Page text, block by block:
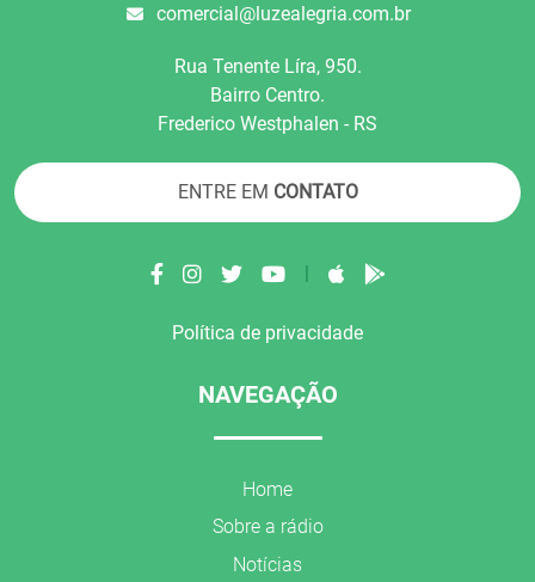
comercial@luzealegria.com.br
Rua Tenente Líra, 950.
Bairro Centro.
Frederico Westphalen - RS
ENTRE EM CONTATO
|
Política de privacidade
NAVEGAÇÃO
Home
Sobre a rádio
Notícias